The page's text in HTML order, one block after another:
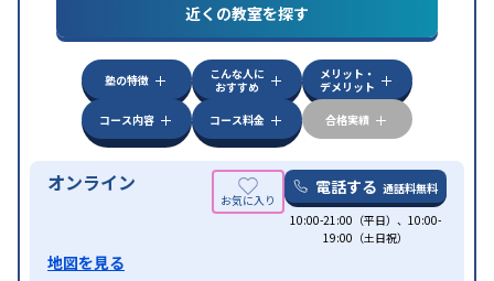
特徴
中高一貫校生に対応授業の振替可能
学習にPC・タブレットを利用オンライン対応1
科目から受講可能
近くの教室を探す
塾の特徴
こんな人に
おすすめ
メリット・
デメリット
コース内容
コース料金 合格実績
オンライン 電話する 通話料無料
10:00-21:00（平日）、10:00-
19:00（土日祝）
地図を見る